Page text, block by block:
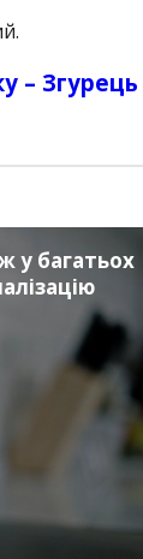
– Згурець
у багатьох